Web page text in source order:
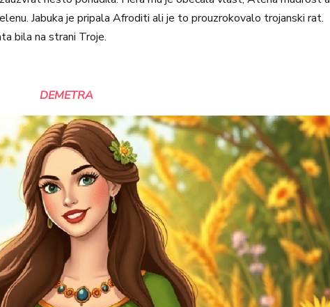
Jabuka je pripala Afroditi ali je to prouzrokovalo trojanski rat.
bila na strani Troje.
DEMETRA